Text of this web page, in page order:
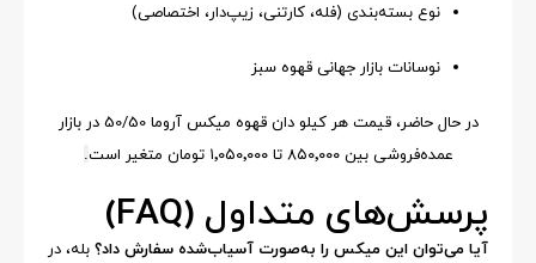
نوع بسته‌بندی (فله، کارتنی، زیپ‌دار، اختصاصی)
نوسانات بازار جهانی قهوه سبز
در حال حاضر، قیمت هر کیلو دان قهوه میکس آروما 50/50 در بازار
عمده‌فروشی بین ۸۵۰٬۰۰۰ تا ۱٬۰۵۰٬۰۰۰ تومان متغیر است
.
پرسش‌های متداول (FAQ)
آیا می‌توان این میکس را به‌صورت آسیاب‌شده سفارش داد؟ بله، در